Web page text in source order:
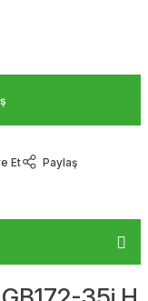
Et
Paylaş